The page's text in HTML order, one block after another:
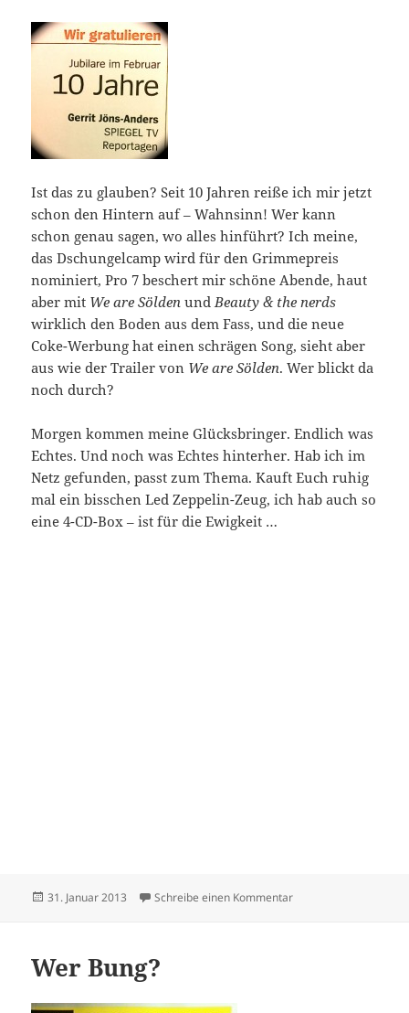
Ist das zu glauben? Seit 10 Jahren reiße ich mir jetzt
schon den Hintern auf – Wahnsinn! Wer kann
schon genau sagen, wo alles hinführt? Ich meine,
das Dschungelcamp wird für den Grimmepreis
nominiert, Pro 7 beschert mir schöne Abende, haut
aber mit We are Sölden undBeauty & the nerds
wirklich den Boden aus dem Fass, und die neue
Coke-Werbung hat einen schrägen Song, sieht aber
aus wie der Trailer von We are Sölden. Wer blickt da
noch durch?
Morgen kommen meine Glücksbringer. Endlich was
Echtes. Und noch was Echtes hinterher. Hab ich im
Netz gefunden, passt zum Thema. Kauft Euch ruhig
mal ein bisschen Led Zeppelin-Zeug, ich hab auch so
eine 4-CD-Box – ist für die Ewigkeit …
Veröffentlicht
31. Januar 2013 Schreibe einen Kommentarzu Ten Years gone
Wer Bung?